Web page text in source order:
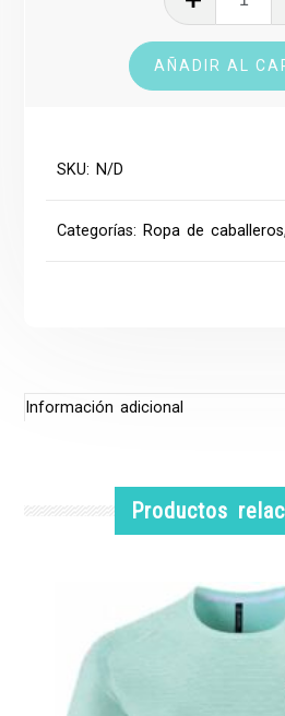
AÑADIR AL
SKU: N/D
Categorías: Ropa de caballeros
Información adicional
Productos